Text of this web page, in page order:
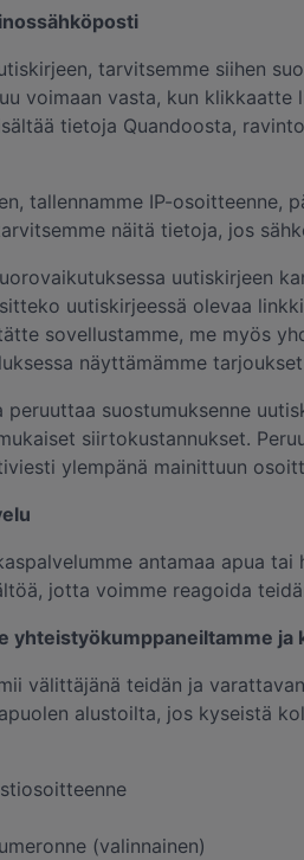
tarvitsemme siihen
voimaan vasta, kun
tietoja Quandoosta,
tallennamme IP-osoitteenne,
näitä tietoja, jos
uutiskirjeen
uutiskirjeessä olevaa
sovellustamme, me myös
näyttämämme
peruuttaa suostumuksenne
siirtokustannukset.
ylempänä mainittuun
antamaa apua
jotta voimme reagoida
yhteistyökumppaneiltamme ja
välittäjänä teidän ja
alustoilta, jos kyseistä
(valinnainen)